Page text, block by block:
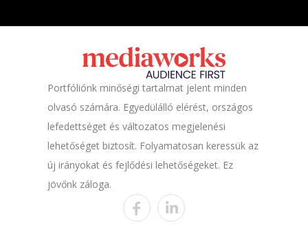
Portfóliónk minőségi tartalmat jelent minden
olvasó számára. Egyedülálló elérést, országos
lefedettséget és változatos megjelenési
lehetőséget biztosít. Folyamatosan keressük az
új irányokat és fejlődési lehetőségeket. Ez
jövőnk záloga.